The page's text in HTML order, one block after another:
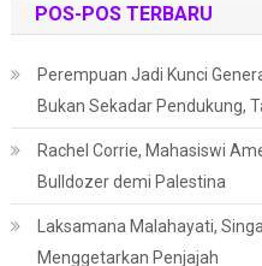
POS-POS TERBARU
Perempuan Jadi Kunci
Bukan Sekadar Pendukung,
Rachel Corrie, Mahasiswi
Bulldozer demi Palestina
Laksamana Malahayati,
Menggetarkan Penjajah